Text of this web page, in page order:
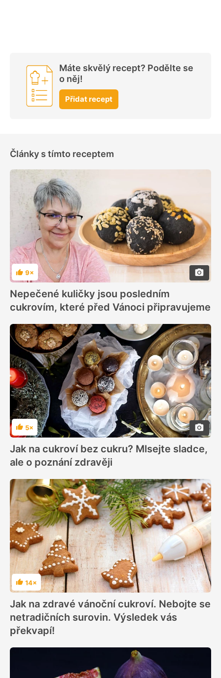
Máte skvělý recept? Podělte se
o něj!
Přidat recept
Články s tímto receptem
Hodnocení
9×
Nepečené kuličky jsou posledním
cukrovím, které před Vánoci připravujeme
Hodnocení
5×
Jak na cukroví bez cukru? Mlsejte sladce,
ale o poznání zdravěji
Hodnocení
14×
Jak na zdravé vánoční cukroví. Nebojte se
netradičních surovin. Výsledek vás
překvapí!